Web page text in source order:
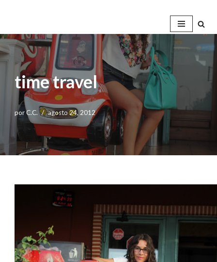
al
contenido
time travel
porC.C. agosto 24, 2012